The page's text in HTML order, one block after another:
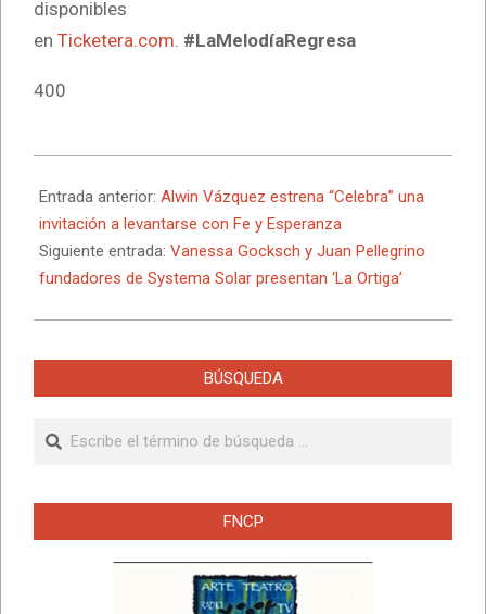
disponibles
en Ticketera.com #LaMelodíaRegresa
400
06-
30
Entrada anterior: Alwin Vázquez estrena “Celebra” una
invitación a levantarse con Fe y Esperanza
Siguiente entrada: Vanessa Gocksch y Juan Pellegrino
fundadores de Systema Solar presentan ‘La Ortiga’
BÚSQUEDA
Buscar
FNCP